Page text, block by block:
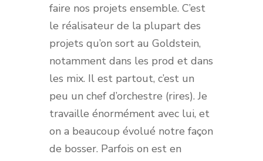
faire nos projets ensemble. C’est
le réalisateur de la plupart des
projets qu’on sort au Goldstein,
notamment dans les prod et dans
les mix. Il est partout, c’est un
peu un chef d’orchestre (rires). Je
travaille énormément avec lui, et
on a beaucoup évolué notre façon
de bosser. Parfois on est en